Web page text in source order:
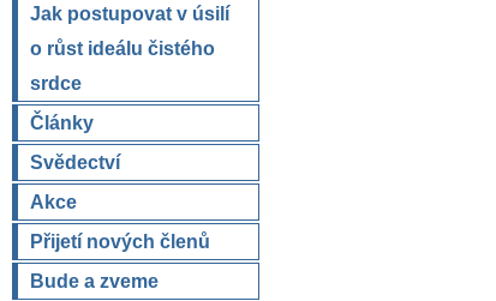
Jak postupovat v úsilí
o růst ideálu čistého
srdce
Články
Svědectví
Akce
Přijetí nových členů
Bude a zveme